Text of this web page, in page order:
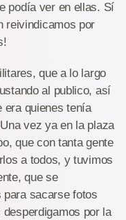
podía ver en ellas. Sí
reivindicamos por
que a lo largo
al publico, así
era quienes tenía
vez ya en la plaza
que con tanta gente
a todos, y tuvimos
que se
para sacarse fotos
por la